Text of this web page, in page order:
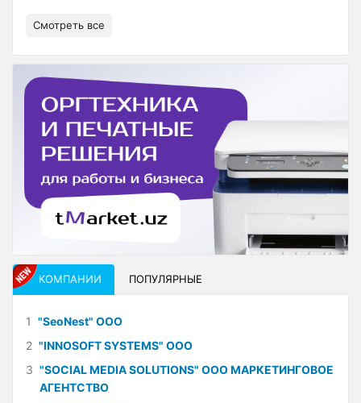
Смотреть все
КОМПАНИИ ПОПУЛЯРНЫЕ
1 "SeoNest" ООО
2 "INNOSOFT SYSTEMS" ООО
3 "SOCIAL MEDIA SOLUTIONS" ООО МАРКЕТИНГОВОЕ
АГЕНТСТВО